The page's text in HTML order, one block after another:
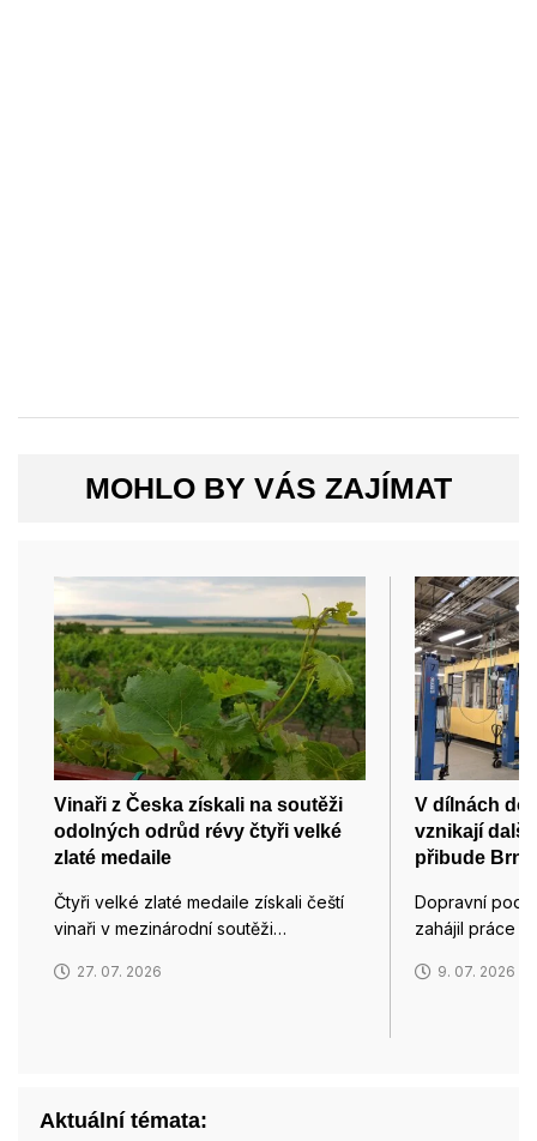
MOHLO BY VÁS ZAJÍMAT
Vinaři z Česka získali na soutěži
odolných odrůd révy čtyři velké
zlaté medaile
Čtyři velké zlaté medaile získali čeští
vinaři v mezinárodní soutěži…
27. 07. 2026
V dílnách
vznikají další
přibude
Dopravní
zahájil práce
9. 07. 2026
Aktuální témata: